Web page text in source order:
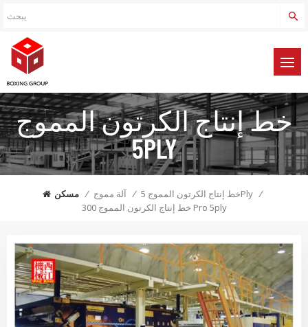
خط إنتاج الكرتون المموج
5PLY
مسكن / آلة مموج / خط إنتاج الكرتون المموج 5Ply /
خط إنتاج الكرتون المموج 300 Pro 5ply